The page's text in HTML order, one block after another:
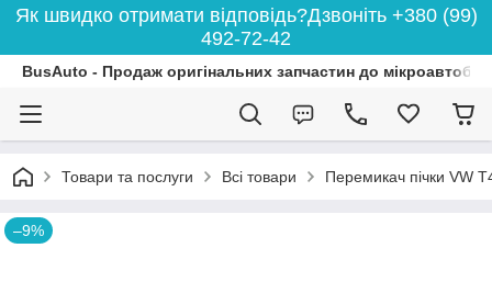
Як швидко отримати відповідь?Дзвоніть +380 (99)
492-72-42
BusAuto - Продаж оригінальних запчастин до
Товари та послуги Всі товари Перемикач пічки VW
–9%